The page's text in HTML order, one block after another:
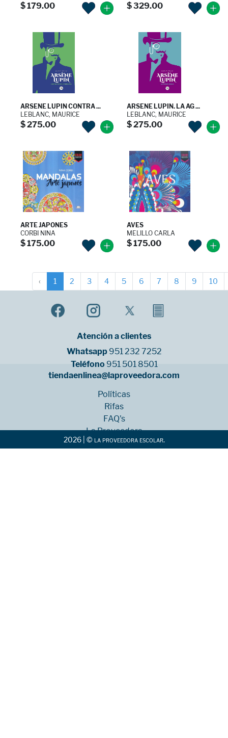
$ 179.00 $ 329.00
ARSENE LUPIN CONTRA ...
LEBLANC, MAURICE
$ 275.00
ARSENE LUPIN. LA AG ...
LEBLANC, MAURICE
$ 275.00
ARTE JAPONES
CORBI NINA
$ 175.00
AVES
MELILLO CARLA
$ 175.00
‹ 1 2 3 4 5 6 7 8 9 10
Atención a clientes
Whatsapp 951 232 7252
Teléfono 951 501 8501
tiendaenlinea@laproveedora.com
Políticas
Rifas
FAQ's
La Proveedora
Sucursales
2026 | © la proveedora escolar.